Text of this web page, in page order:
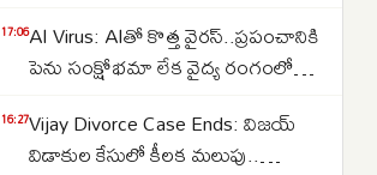
వెనుక అసలు కథ ఇదే..
17:06AI Virus: AIతో కొత్త వైరస్‌..ప్రపంచానికి
పెను సంక్షోభమా లేక వైద్య రంగంలో
శాస్త్రవేత్తలు..
16:27Vijay Divorce Case Ends: విజయ్
విడాకుల కేసులో కీలక మలుపు..